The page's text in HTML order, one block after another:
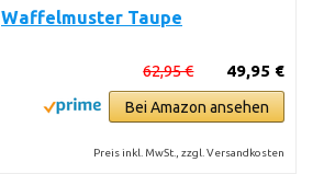
Waffelmuster Taupe
49,95 €
62,95 €
Bei Amazon ansehen
Preis inkl. MwSt., zzgl. Versandkosten